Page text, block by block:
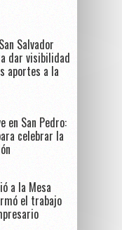
Salvador
dar visibilidad
aportes a la
en San Pedro:
celebrar la
a la Mesa
el trabajo